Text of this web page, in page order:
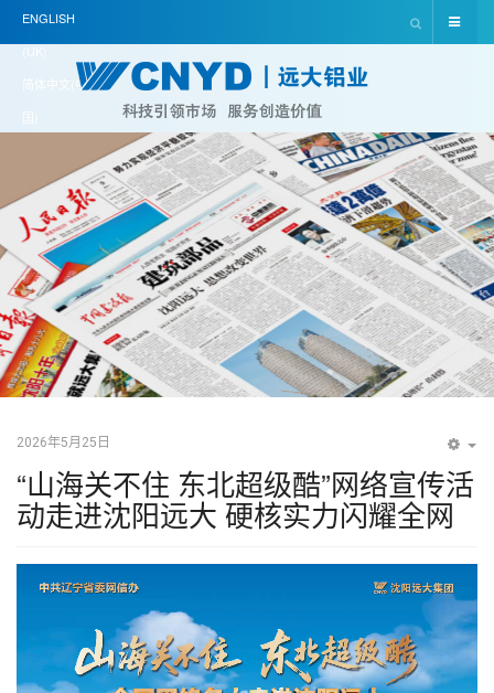
ENGLISH
(UK)
简体中文(中
国)
2026年5月25日
“山海关不住 东北超级酷”网络宣传活
动走进沈阳远大 硬核实力闪耀全网